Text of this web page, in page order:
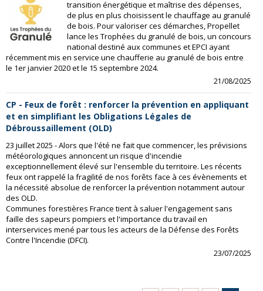
transition énergétique et maîtrise des dépenses,
de plus en plus choisissent le chauffage au granulé
de bois. Pour valoriser ces démarches, Propellet
lance les Trophées du granulé de bois, un concours
national destiné aux communes et EPCI ayant
récemment mis en service une chaufferie au granulé de bois entre
le 1er janvier 2020 et le 15 septembre 2024.
21/08/2025
CP - Feux de forêt : renforcer la prévention en appliquant
et en simplifiant les Obligations Légales de
Débroussaillement (OLD)
23 juillet 2025 - Alors que l'été ne fait que commencer, les prévisions
météorologiques annoncent un risque d'incendie
exceptionnellement élevé sur l'ensemble du territoire. Les récents
feux ont rappelé la fragilité de nos forêts face à ces évènements et
la nécessité absolue de renforcer la prévention notamment autour
des OLD.
Communes forestières France tient à saluer l'engagement sans
faille des sapeurs pompiers et l'importance du travail en
interservices mené par tous les acteurs de la Défense des Forêts
Contre l'Incendie (DFCI).
23/07/2025